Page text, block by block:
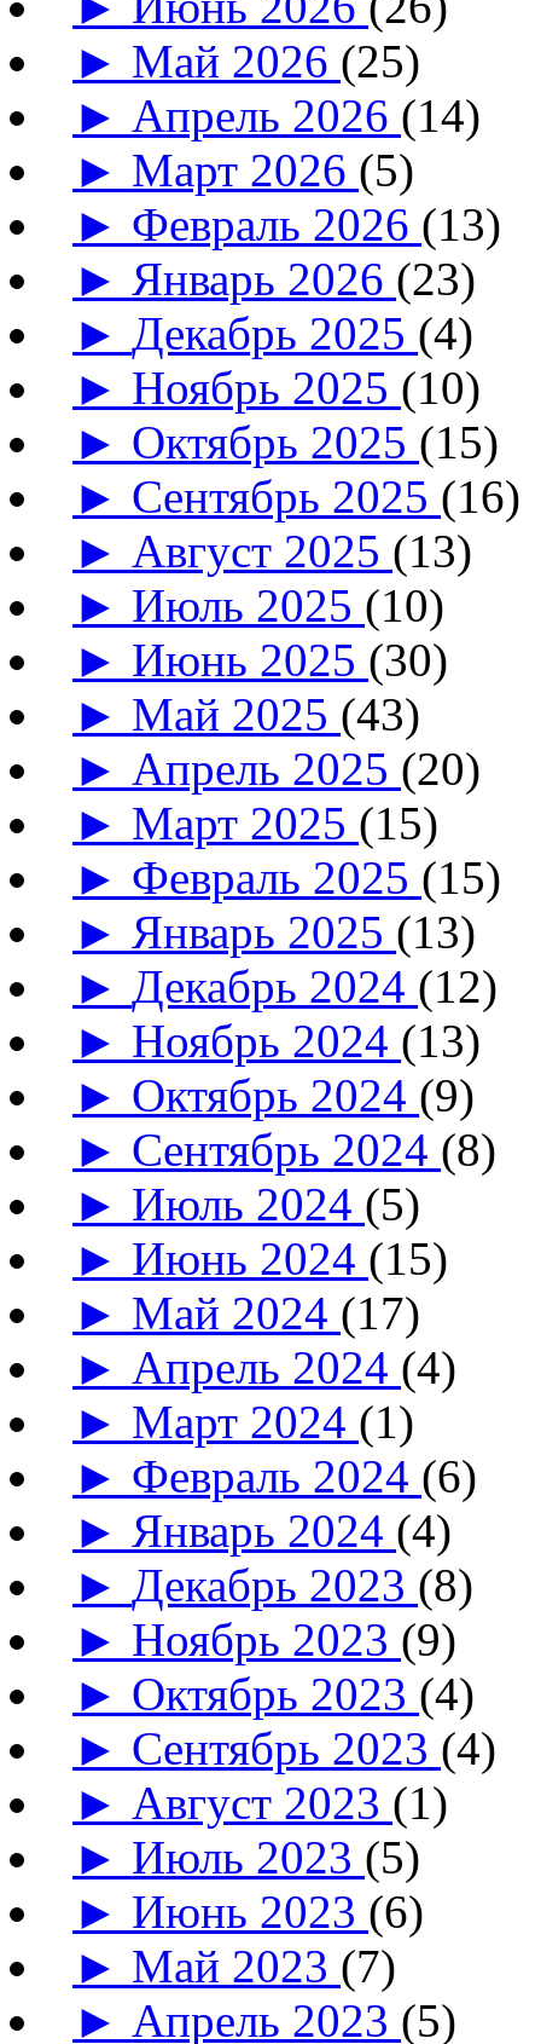
► Май 2026 (25)
► Апрель 2026 (14)
► Март 2026 (5)
► Февраль 2026 (13)
► Январь 2026 (23)
►Декабрь 2025 (4)
► Ноябрь 2025 (10)
► Октябрь 2025 (15)
► Сентябрь 2025 (16)
► Август 2025 (13)
► Июль 2025 (10)
► Июнь 2025 (30)
► Май 2025 (43)
► Апрель 2025 (20)
► Март 2025 (15)
► Февраль 2025 (15)
► Январь 2025 (13)
►Декабрь 2024 (12)
► Ноябрь 2024 (13)
► Октябрь 2024 (9)
► Сентябрь 2024 (8)
► Июль 2024 (5)
► Июнь 2024 (15)
► Май 2024 (17)
► Апрель 2024 (4)
► Март 2024 (1)
► Февраль 2024 (6)
► Январь 2024 (4)
►Декабрь 2023 (8)
► Ноябрь 2023 (9)
► Октябрь 2023 (4)
► Сентябрь 2023 (4)
► Август 2023 (1)
► Июль 2023 (5)
► Июнь 2023 (6)
► Май 2023 (7)
► Апрель 2023 (5)